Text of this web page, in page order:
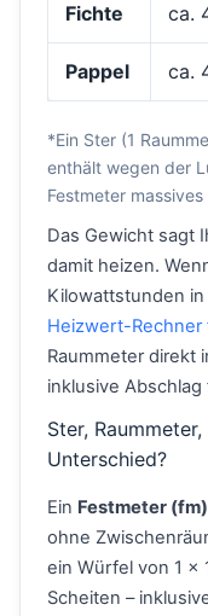
Fichte ca.
Pappel ca.
*Ein Ster (1
enthält wegen der
Festmeter massives
Das Gewicht sagt
damit heizen.
Kilowattstunden
Heizwert-Rechner
Raummeter direkt
inklusive
Ster,
Unterschied?
Ein Festmeter (fm)
ohne
ein Würfel von 1 ×
Scheiten –